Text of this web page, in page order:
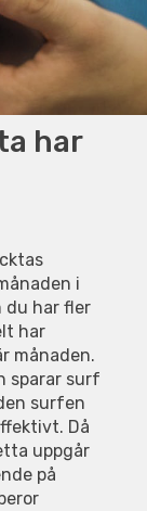
har
i
du har fler
har
månaden.
sparar surf
surfen
Då
uppgår
på